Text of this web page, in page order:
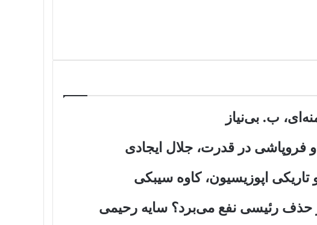
ب. بی‌نیاز
و فروپاشی در قدرت، جلال ایجادی
اپوزیسیون، کاوه سیبکی
رئیسی نفع می‌برد؟ سایه رحیمی